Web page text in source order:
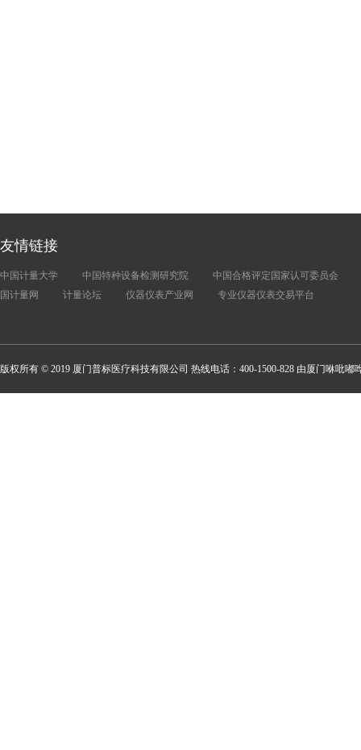
友情链接
中国计量大学 中国特种设备检测研究院
中国合格评定国家认可委员会
国计量网
计量论坛 仪器仪表产业网 专业仪器仪表交易平台
版权所有 © 2019 厦门普标医疗科技有限公司 热线电话：400-1500-828 由厦门咻吡